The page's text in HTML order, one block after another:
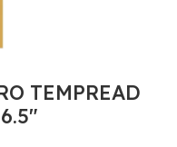
TEMPREAD